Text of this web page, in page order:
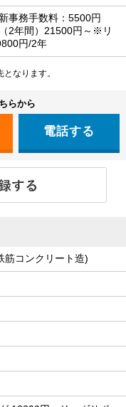
事務手数料：5500円
2年間）21500円～※リ
円/2年
なります。
らから
電話する
筋コンクリート造)